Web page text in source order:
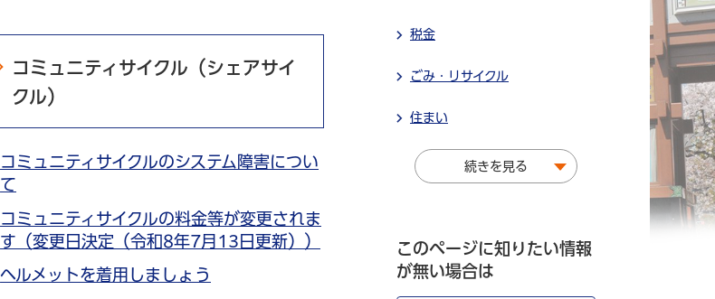
コミュニティサイクル（シェアサイ
クル）
コミュニティサイクルのシステム障害につい
て
コミュニティサイクルの料金等が変更されま
す（変更日決定（令和8年7月13日更新））
ヘルメットを着用しましょう
税金
ごみ・リサイクル
住まい
続きを見る
このページに知りたい情報
が無い場合は